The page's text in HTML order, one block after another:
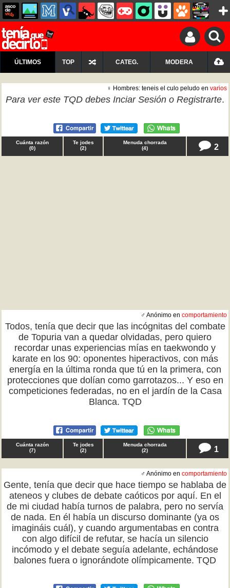
ÚLTIMOS TOP CATEG. MODERA
♀ Hombres: teneis el culo peludo en varios
Para ver este TQD debes Inciar Sesión o Registrarte.
Cuánta razón
(0)
Te jodes
(2)
Menuda chorrada
(4) 2
♂ Anónimo en comportamiento
Todos, tenía que decir que las incógnitas del combate
de Topuria van a quedar olvidadas, pero quiero
recordar unas experiencias mías en taekwondo y
karate en los 90: oponentes hiperactivos, con más
energía en la última ronda que tú en la primera, con
protecciones que dolían como garrotazos... Y eso en
competiciones federadas, no en el jardín de la Casa
Blanca. TQD
Cuánta razón
(7)
Te jodes
(2)
Menuda chorrada
(2) 1
♂ Anónimo en comportamiento
Gente, tenía que decir que hace tiempo se hablaba de
ateneos y clubes de debate caóticos por aquí. En el
de mi ciudad había turnos de palabra, pero no servía
de nada. En él había un discurso dominante (ya os
imagináis cuál), y cuando argumentabas en contra
con algo difícil de refutar, se hacía un silencio
incómodo y el debate seguía adelante, echándose
balones fuera o ignorándote olímpicamente. TQD